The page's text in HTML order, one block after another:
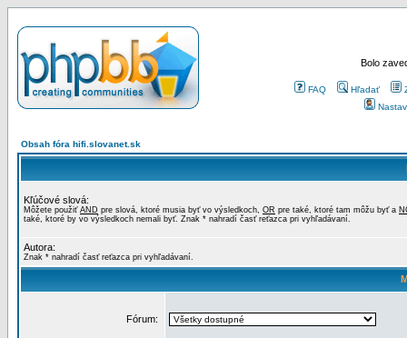
Bolo
FAQ Hľadať
Obsah fóra hifi.slovanet.sk
Kľúčové slová:
Môžete použiť AND pre slová, ktoré musia byť vo výsledkoch, OR pre také, ktoré tam môžu byť a
také, ktoré by vo výsledkoch nemali byť. Znak * nahradí časť reťazca pri vyhľadávaní.
Autora:
Znak * nahradí časť reťazca pri vyhľadávaní.
Fórum: